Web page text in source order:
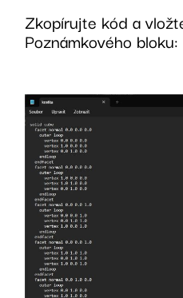
Zkopírujte kód a
Poznámkového bloku: